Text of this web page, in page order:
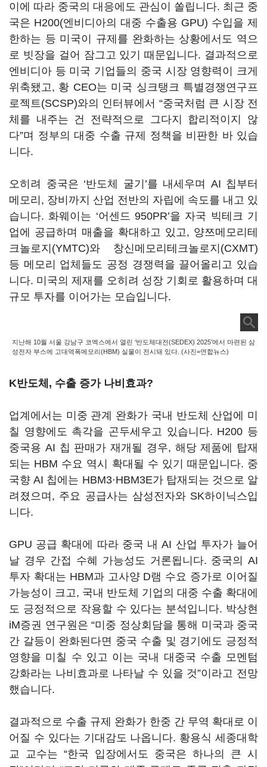
이에 따라 중국의 대응에도 관심이 쏠립니다. 최근 중
국은 H200(엔비디아의 대중 수출용 GPU) 수입을 제
한하는 등 미국이 규제를 완화하는 상황에서도 역으
로 빗장을 걸어 잠그고 있기 때문입니다. 결과적으로
엔비디아 등 미국 기업들의 중국 시장 영향력이 크게
위축됐고, 황 CEO는 미국 싱크탱크 특별경쟁연구프
로젝트(SCSP)와의 인터뷰에서 “중국처럼 큰 시장 전
체를 내주는 건 전략적으로 그다지 합리적이지 않
다”며 정부의 대중 수출 규제 정책을 비판한 바 있습
니다.
오히려 중국은 ‘반도체 굴기’를 내세우며 AI 칩부터
메모리, 장비까지 산업 전반의 자립에 속도를 내고 있
습니다. 화웨이는 ‘어센드 950PR’을 자국 빅테크 기
업에 공급하며 매출을 확대하고 있고, 양쯔메모리테
크놀로지(YMTC)와 창신메모리테크놀로지(CXMT)
등 메모리 업체들도 공정 경쟁력을 끌어올리고 있습
니다. 미국의 제재를 오히려 성장 기회로 활용하며 대
규모 투자를 이어가는 모습입니다.
지난해 10월 서울 강남구 코엑스에서 열린 ‘반도체대전(SEDEX) 2025’에서 마련된 삼
성전자 부스에 고대역폭메모리(HBM) 실물이 전시돼 있다. (사진=연합뉴스)
K반도체, 수출 증가 나비효과?
업계에서는 미중 관계 완화가 국내 반도체 산업에 미
칠 영향에도 촉각을 곤두세우고 있습니다. H200 등
중국용 AI 칩 판매가 재개될 경우, 해당 제품에 탑재
되는 HBM 수요 역시 확대될 수 있기 때문입니다. 중
국향 AI 칩에는 HBM3·HBM3E가 탑재되는 것으로 알
려졌으며, 주요 공급사는 삼성전자와 SK하이닉스입
니다.
GPU 공급 확대에 따라 중국 내 AI 산업 투자가 늘어
날 경우 간접 수혜 가능성도 거론됩니다. 중국의 AI
투자 확대는 HBM과 고사양 D램 수요 증가로 이어질
가능성이 크고, 국내 반도체 기업의 대중 수출 확대에
도 긍정적으로 작용할 수 있다는 분석입니다. 박상현
iM증권 연구원은 “미중 정상회담을 통해 미국과 중국
간 갈등이 완화된다면 중국 수출 및 경기에도 긍정적
영향을 미칠 수 있고 이는 국내 대중국 수출 모멘텀
강화라는 나비효과로 나타날 수 있을 것”이라고 전망
했습니다.
결과적으로 수출 규제 완화가 한중 간 무역 확대로 이
어질 수 있다는 기대감도 나옵니다. 황용식 세종대학
교 교수는 “한국 입장에서도 중국은 하나의 큰 시